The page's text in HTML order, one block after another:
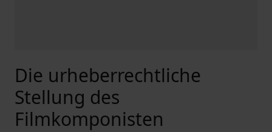
Die urheberrechtliche
Stellung des
Filmkomponisten